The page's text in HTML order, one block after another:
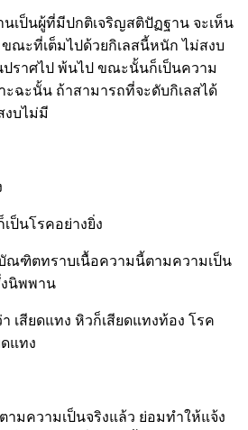
นเป็นผู้ที่มีปกติเจริญสติปัฏฐาน จะเห็น
ณะที่เต็มไปด้วยกิเลสนี้หนัก ไม่สงบ
ราศไป พ้นไป ขณะนั้นก็เป็นความ
ะฉะนั้น ถ้าสามารถที่จะดับกิเลสได้
งบไม่มี
ป็นโรคอย่างยิ่ง
ณฑิตทราบเนื้อความนี้ตามความเป็น
งนิพพาน
เสียดแทง หิวก็เสียดแทงท้อง โรค
แทง
มความเป็นจริงแล้ว ย่อมทำให้แจ้ง